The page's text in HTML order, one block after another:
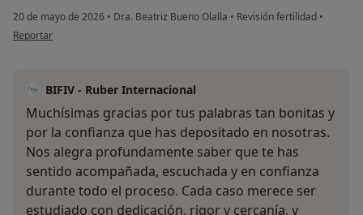
20 de mayo de 2026 • Dra. Beatriz Bueno Olalla • Revisión fertilidad •
en opinión del usuario N.O-V
Reportar
BIFIV - Ruber Internacional
Muchísimas gracias por tus palabras tan bonitas y
por la confianza que has depositado en nosotras.
Nos alegra profundamente saber que te has
sentido acompañada, escuchada y en confianza
durante todo el proceso. Cada caso merece ser
estudiado con dedicación, rigor y cercanía, y